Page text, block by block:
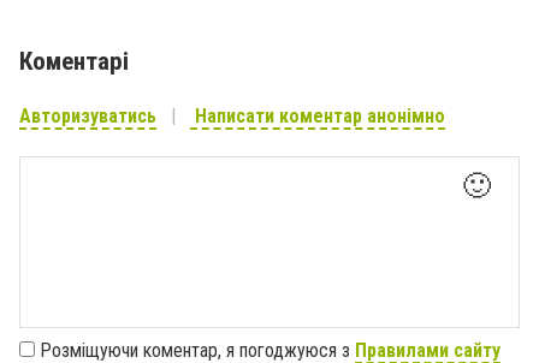
Коментарі
Авторизуватись Написати коментар анонімно
🙂
Розміщуючи коментар, я погоджуюся з Правилами сайту